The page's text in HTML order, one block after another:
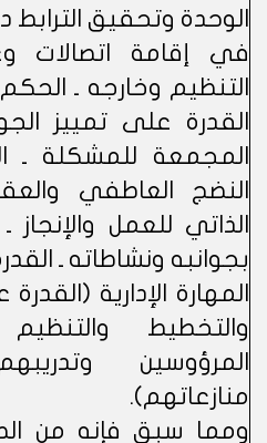
الوحدة وتحقيق الترابط
في إقامة اتصالات
التنظيم وخارجه ـ
القدرة على تمييز
المجمعة للمشكلة ـ
النضج العاطفي
الذاتي للعمل
بجوانبه ونشاطاته ـ
المهارة الإدارية
والتخطيط والتنظيم
المرؤوسين
منازعاتهم).
ومما سبق فإنه من